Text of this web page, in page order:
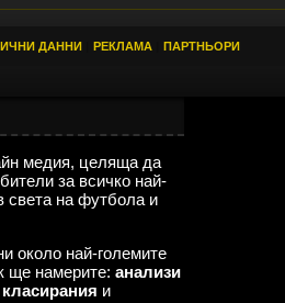
ДАННИ РЕКЛАМА ПАРТНЬОРИ
медия, целяща да
за всичко най-
света на футбола и
около най-големите
ще намерите: анализи
класирания и